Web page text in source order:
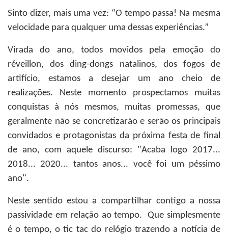
Sinto dizer, mais uma vez: “O tempo passa! Na mesma
velocidade para qualquer uma dessas experiências.”
Virada do ano, todos movidos pela emoção do
réveillon, dos ding-dongs natalinos, dos fogos de
artifício, estamos a desejar um ano cheio de
realizações. Neste momento prospectamos muitas
conquistas à nós mesmos, muitas promessas, que
geralmente não se concretizarão e serão os principais
convidados e protagonistas da próxima festa de final
de ano, com aquele discurso: "Acaba logo 2017...
2018... 2020... tantos anos... você foi um péssimo
ano".
Neste sentido estou a compartilhar contigo a nossa
passividade em relação ao tempo. Que simplesmente
é o tempo, o tic tac do relógio trazendo a notícia de